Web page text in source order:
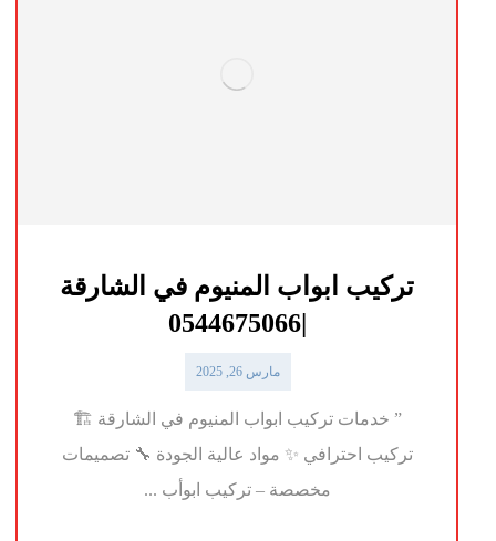
تركيب ابواب المنيوم في الشارقة
|0544675066
مارس 26, 2025
” خدمات تركيب ابواب المنيوم في الشارقة 🏗️
تركيب احترافي ✨ مواد عالية الجودة 🔧 تصميمات
مخصصة – تركيب ابوأب ...